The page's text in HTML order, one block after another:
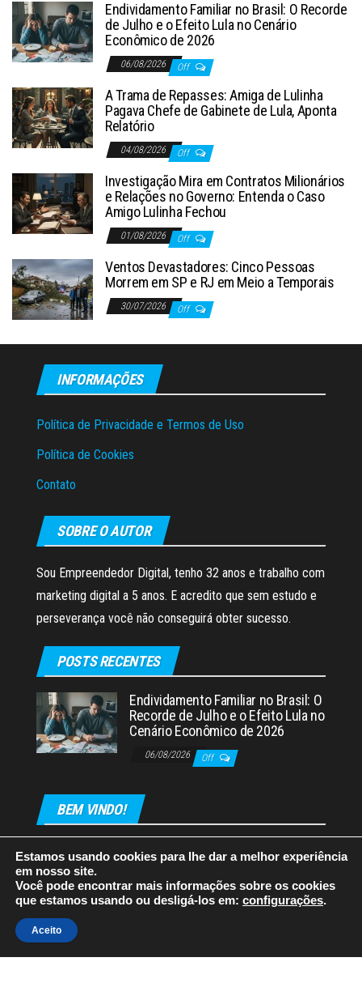
Endividamento Familiar no Brasil: O Recorde
de Julho e o Efeito Lula no Cenário
Econômico de 2026
06/08/2026 Off
A Trama de Repasses: Amiga de Lulinha
Pagava Chefe de Gabinete de Lula, Aponta
Relatório
04/08/2026 Off
Investigação Mira em Contratos Milionários
e Relações no Governo: Entenda o Caso
Amigo Lulinha Fechou
01/08/2026 Off
Ventos Devastadores: Cinco Pessoas
Morrem em SP e RJ em Meio a Temporais
30/07/2026 Off
INFORMAÇÕES
Política de Privacidade e Termos de Uso
Política de Cookies
Contato
SOBRE O AUTOR
Sou Empreendedor Digital, tenho 32 anos e trabalho com
marketing digital a 5 anos. E acredito que sem estudo e
perseverança você não conseguirá obter sucesso.
POSTS RECENTES
Endividamento Familiar no Brasil: O
Recorde de Julho e o Efeito Lula no
Cenário Econômico de 2026
06/08/2026 Off
BEM VINDO!
Orgulhosamente mantido com
Estamos usando cookies para lhe dar a melhor experiência
em nosso site.
Você pode encontrar mais informações sobre os cookies
que estamos usando ou desligá-los em: configurações.
Aceito